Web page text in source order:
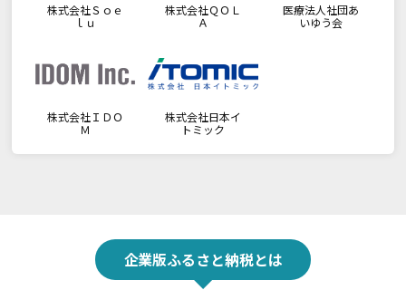
株式会社Ｓｏｅ
ｌｕ
株式会社ＱＯＬ
Ａ
医療法人社団あ
いゆう会
株式会社ＩＤＯ
Ｍ
株式会社日本イ
トミック
企業版ふるさと納税とは